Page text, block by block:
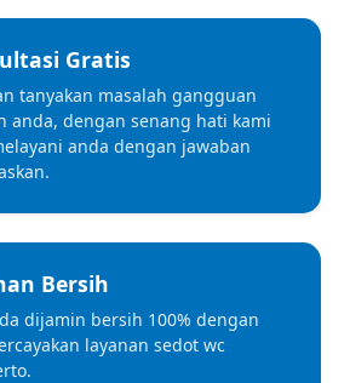
Gratis
tanyakan masalah gangguan
anda, dengan senang hati kami
anda dengan jawaban
Bersih
dijamin bersih 100% dengan
layanan sedot wc